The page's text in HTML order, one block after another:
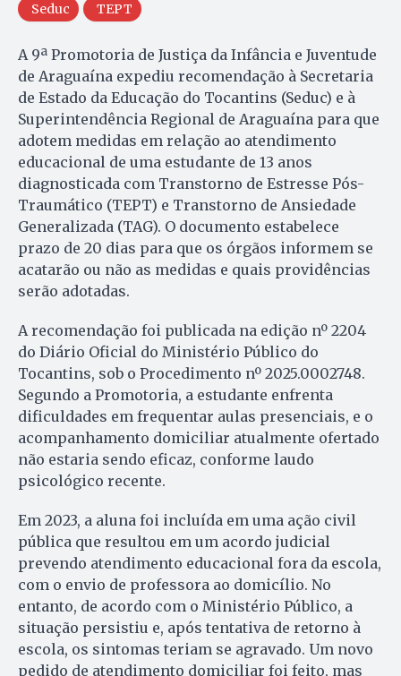
Seduc
TEPT
A 9ª Promotoria de Justiça da Infância e Juventude
de Araguaína expediu recomendação à Secretaria
de Estado da Educação do Tocantins (Seduc) e à
Superintendência Regional de Araguaína para que
adotem medidas em relação ao atendimento
educacional de uma estudante de 13 anos
diagnosticada com Transtorno de Estresse Pós-
Traumático (TEPT) e Transtorno de Ansiedade
Generalizada (TAG). O documento estabelece
prazo de 20 dias para que os órgãos informem se
acatarão ou não as medidas e quais providências
serão adotadas.
A recomendação foi publicada na edição nº 2204
do Diário Oficial do Ministério Público do
Tocantins, sob o Procedimento nº 2025.0002748.
Segundo a Promotoria, a estudante enfrenta
dificuldades em frequentar aulas presenciais, e o
acompanhamento domiciliar atualmente ofertado
não estaria sendo eficaz, conforme laudo
psicológico recente.
Em 2023, a aluna foi incluída em uma ação civil
pública que resultou em um acordo judicial
prevendo atendimento educacional fora da escola,
com o envio de professora ao domicílio. No
entanto, de acordo com o Ministério Público, a
situação persistiu e, após tentativa de retorno à
escola, os sintomas teriam se agravado. Um novo
pedido de atendimento domiciliar foi feito, mas